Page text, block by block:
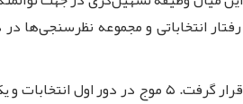
انتخاباتی و مجموعه نظرسنجی‌ها در
به پشتوانه تجربیات ۲۳ سال گذشته، در این دوره نیز ۶ موج نظرسنجی ملی از خرداد تا روز قبل از انتخابات در